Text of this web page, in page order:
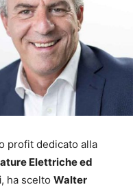
profit dedicato alla
Elettriche ed
, ha scelto Walter